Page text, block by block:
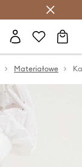
Materiałowe